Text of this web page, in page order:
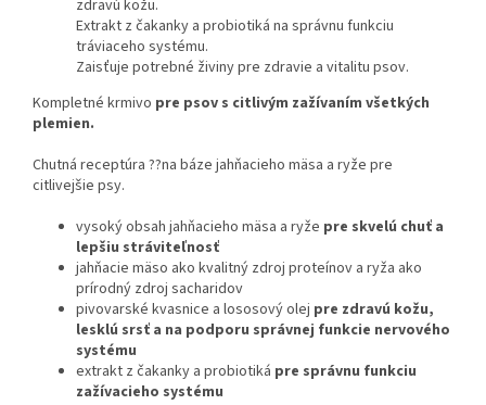
zdravú kožu.
Extrakt z čakanky a probiotiká na správnu funkciu
tráviaceho systému.
Zaisťuje potrebné živiny pre zdravie a vitalitu psov.
Kompletné krmivo pre psov s citlivým zažívaním všetkých
plemien.
Chutná receptúra ??na báze jahňacieho mäsa a ryže pre
citlivejšie psy.
vysoký obsah jahňacieho mäsa a ryže pre skvelú chuť a
lepšiu stráviteľnosť
jahňacie mäso ako kvalitný zdroj proteínov a ryža ako
prírodný zdroj sacharidov
pivovarské kvasnice a lososový olej pre zdravú kožu,
lesklú srsť a na podporu správnej funkcie nervového
systému
extrakt z čakanky a probiotiká pre správnu funkciu
zažívacieho systému